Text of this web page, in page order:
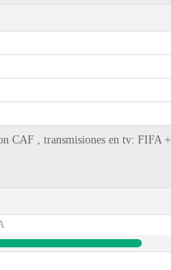
CAF , transmisiones en tv: FIFA +